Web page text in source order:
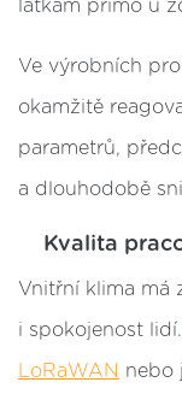
látkám přímo u
Ve výrobních
okamžitě
parametrů,
a dlouhodobě
Kvalita
Vnitřní klima má
i spokojenost
LoRaWAN nebo